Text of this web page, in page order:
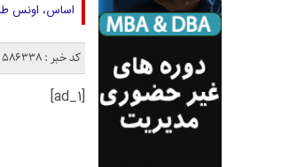
اساس، اونس طلا به نرخ ۳ هزار و
کد خبر : 586338
[ad_1]